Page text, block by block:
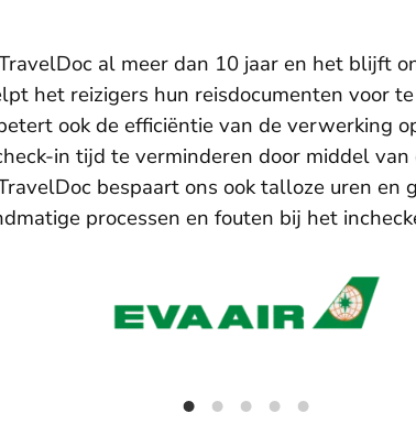
al meer dan 10 jaar en het blijft
het reizigers hun reisdocumenten voor
ook de efficiëntie van de verwerking
in tijd te verminderen door middel
bespaart ons ook talloze uren en
processen en fouten bij het